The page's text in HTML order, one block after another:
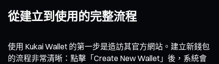
從建立到使用的完整流程
使用 Kukai Wallet 的第一步是造訪其官方網站。建立新錢包
的流程非常清晰：點擊「Create New Wallet」後，系統會